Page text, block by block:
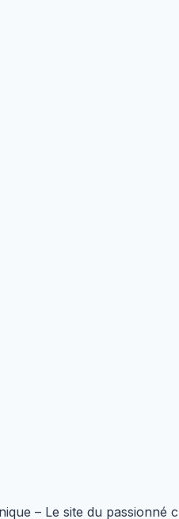
– Le site du passionné